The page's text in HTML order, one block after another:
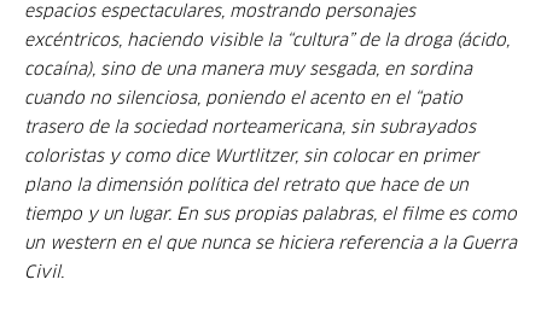
espacios espectaculares, mostrando personajes
excéntricos, haciendo visible la “cultura” de la droga (ácido,
cocaína), sino de una manera muy sesgada, en sordina
cuando no silenciosa, poniendo el acento en el “patio
trasero de la sociedad norteamericana, sin subrayados
coloristas y como dice Wurtlitzer, sin colocar en primer
plano la dimensión política del retrato que hace de un
tiempo y un lugar. En sus propias palabras, el filme es como
un western en el que nunca se hiciera referencia a la Guerra
Civil.